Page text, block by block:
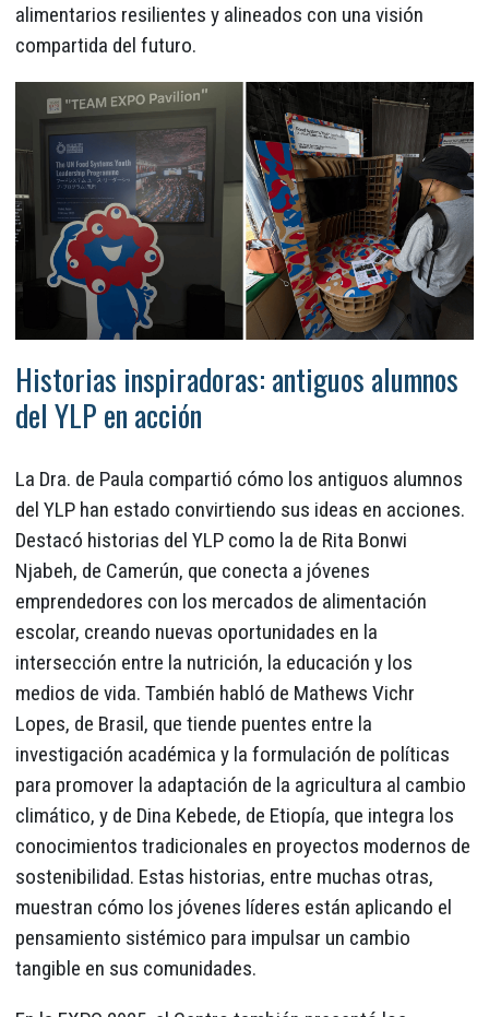
alimentarios resilientes y alineados con una visión
compartida del futuro.
Historias inspiradoras: antiguos alumnos
del YLP en acción
La Dra. de Paula compartió cómo los antiguos alumnos
del YLP han estado convirtiendo sus ideas en acciones.
Destacó historias del YLP como la de Rita Bonwi
Njabeh, de Camerún, que conecta a jóvenes
emprendedores con los mercados de alimentación
escolar, creando nuevas oportunidades en la
intersección entre la nutrición, la educación y los
medios de vida. También habló de Mathews Vichr
Lopes, de Brasil, que tiende puentes entre la
investigación académica y la formulación de políticas
para promover la adaptación de la agricultura al cambio
climático, y de Dina Kebede, de Etiopía, que integra los
conocimientos tradicionales en proyectos modernos de
sostenibilidad. Estas historias, entre muchas otras,
muestran cómo los jóvenes líderes están aplicando el
pensamiento sistémico para impulsar un cambio
tangible en sus comunidades.